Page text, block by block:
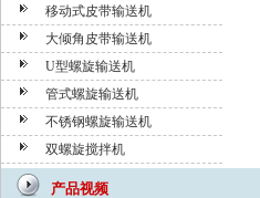
移动式皮带输送机
大倾角皮带输送机
U型螺旋输送机
管式螺旋输送机
不锈钢螺旋输送机
双螺旋搅拌机
产品视频